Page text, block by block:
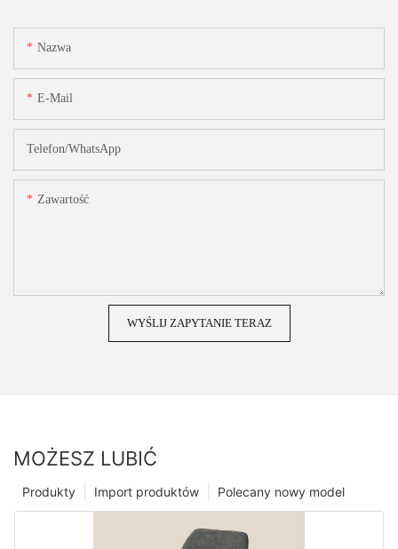
Nazwa
E-Mail
Telefon/WhatsApp
Zawartość
WYŚLIJ ZAPYTANIE TERAZ
MOŻESZ LUBIĆ
Polecany nowy model
Import produktów
Produkty